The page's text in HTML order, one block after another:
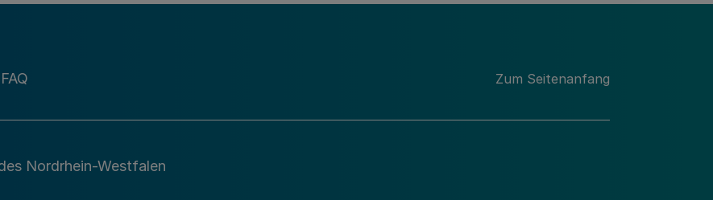
Richtlinie zur Durchführung des Förderprogramms „Mittelstand Innovativ &
FAQ Zum Seitenanfang
Nordrhein-Westfalen